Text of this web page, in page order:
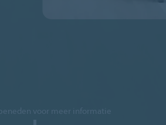
voor meer informatie